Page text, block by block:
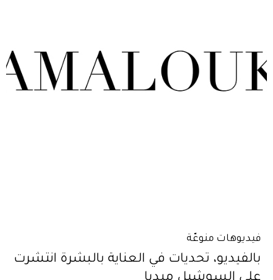
فيديوهات منوعّة
بالفيديو، تحديات في العناية بالبشرة انتشرت